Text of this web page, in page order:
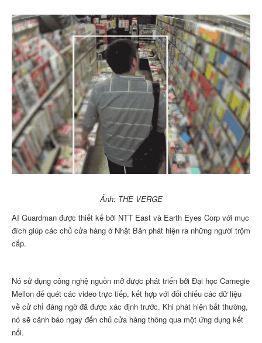
Ảnh: THE VERGE
AI Guardman được thiết kế bởi NTT East và Earth Eyes Corp với mục
đích giúp các chủ cửa hàng ở Nhật Bản phát hiện ra những người trộm
cắp.
Nó sử dụng công nghệ nguồn mở được phát triển bởi Đại học Carnegie
Mellon để quét các video trực tiếp, kết hợp với đối chiếu các dữ liệu
về cử chỉ đáng ngờ đã được xác định trước. Khi phát hiện bất thường,
nó sẽ cảnh báo ngay đến chủ cửa hàng thông qua một ứng dụng kết
nối.